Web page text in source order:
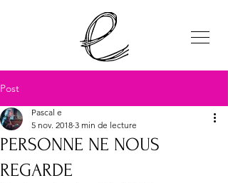
Post
PERSONNE NE NOUS
REGARDE
Pascal e
5 nov. 2018 3 min de lecture